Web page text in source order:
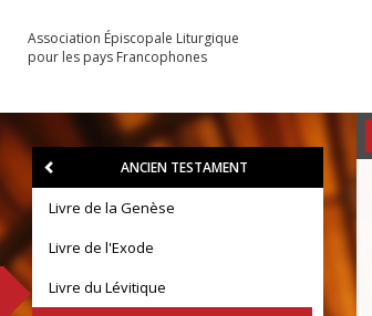
Association Épiscopale Liturgique
pour les pays Francophones
ANCIEN TESTAMENT
Livre de la Genèse
Livre de l'Exode
Livre du Lévitique